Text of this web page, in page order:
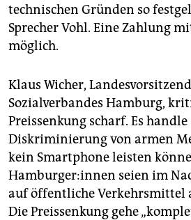
technischen Gründen so
Sprecher Vohl. Eine Zahlung
möglich.
Klaus Wicher,
Sozialverbandes Hamburg,
Preissenkung scharf. Es
Diskriminierung von armen
kein Smartphone leisten
Hamburger:innen seien im
auf öffentliche Verkehrsmittel
Die Preissenkung gehe